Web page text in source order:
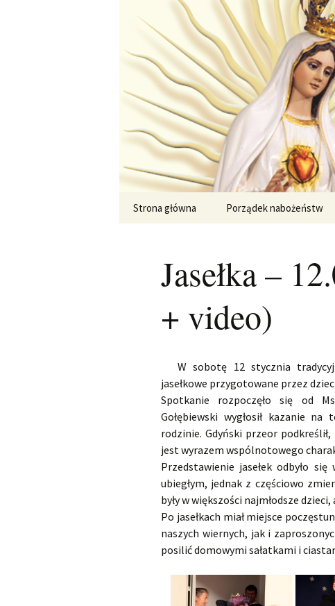
Strona główna Porządek nabożeństw
Jasełka –
+ video)
W sobotę 12 stycznia
jasełkowe przygotowane przez
Spotkanie rozpoczęło się od
Gołębiewski wygłosił kazanie
rodzinie. Gdyński przeor
jest wyrazem wspólnotowego
Przedstawienie jasełek odbyło
ubiegłym, jednak z częściowo
były w większości najmłodsze
Po jasełkach miał miejsce
naszych wiernych, jak i
posilić domowymi sałatkami i